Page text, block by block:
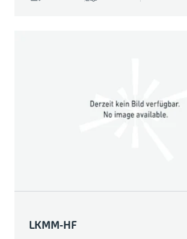
LKMM-HF